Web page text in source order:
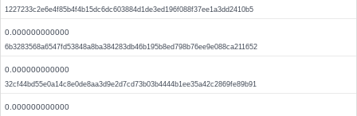
1227233c2e6e4f85b4f4b15dc6dc603884d1de3ed196f088f37ee1a3dd2410b5
0.000000000000
6b3283568a6547fd53848a8ba384283db46b195b8ed798b76ee9e088ca211652
0.000000000000
32cf44bd55e0a14c8e0de8aa3d9e2d7cd73b03b4444b1ee35a42c2869fe89b91
0.000000000000